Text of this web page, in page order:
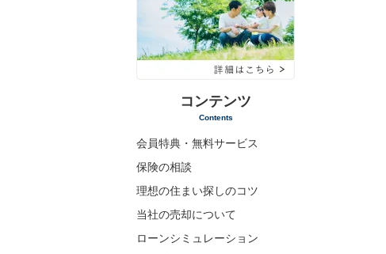
コンテンツ
Contents
会員特典・無料サービス
保険の相談
理想の住まい探しのコツ
当社の売却について
ローンシミュレーション